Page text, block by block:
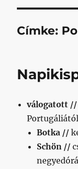
Címke:
válogatott //
Botka //
Schön //